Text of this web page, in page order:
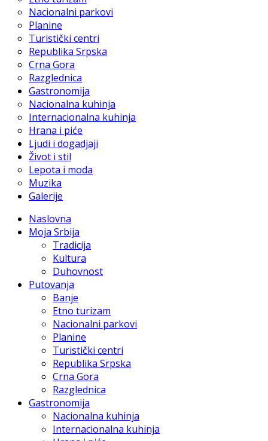
Nacionalni parkovi
Planine
Turistički centri
Republika Srpska
Crna Gora
Razglednica
Gastronomija
Nacionalna kuhinja
Internacionalna kuhinja
Hrana i piće
Ljudi i dogadjaji
Život i stil
Lepota i moda
Muzika
Galerije
Naslovna
Moja Srbija
Tradicija
Kultura
Duhovnost
Putovanja
Banje
Etno turizam
Nacionalni parkovi
Planine
Turistički centri
Republika Srpska
Crna Gora
Razglednica
Gastronomija
Nacionalna kuhinja
Internacionalna kuhinja